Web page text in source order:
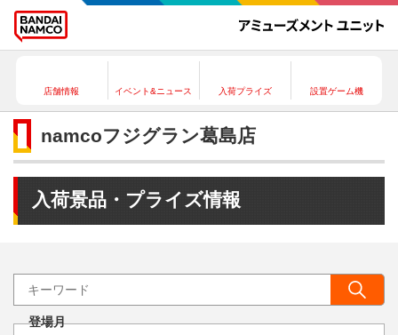
店舗情報 イベント&ニュース 入荷プライズ 設置ゲーム機
namcoフジグラン葛島店
入荷景品・プライズ情報
登場月